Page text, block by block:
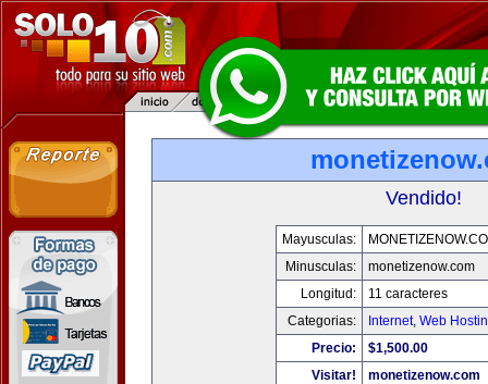
Vendido!
Mayusculas:
Minusculas:
monetizenow.com
Longitud:
11 caracteres
Categorias:
Internet, Web
Precio:
$1,500.00
Visitar!
monetizenow.com